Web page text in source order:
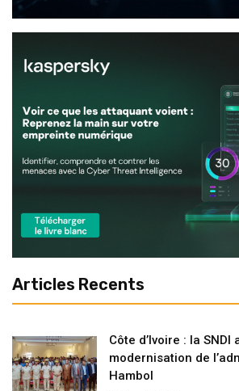
Articles Recents
Côte d’Ivoire : la
modernisation de
Hambol